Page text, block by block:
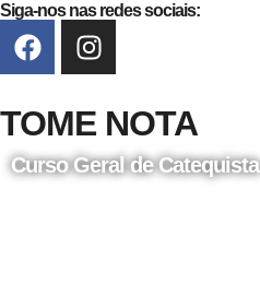
Siga-nos nas redes sociais:
TOME NOTA
Curso Geral de Catequista